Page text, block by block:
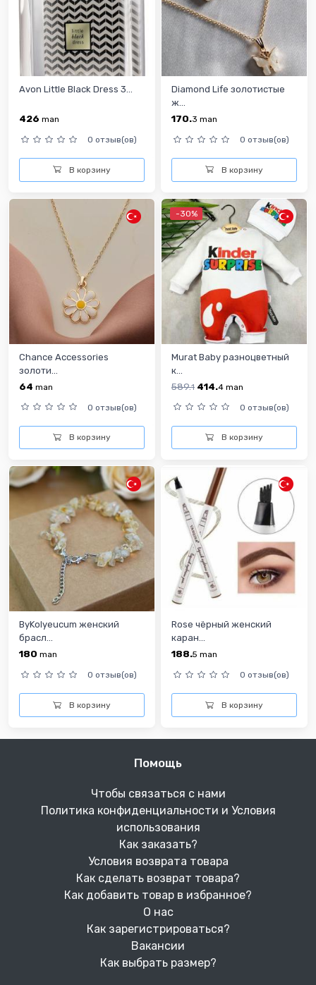
Avon Little Black Dress 3...
426 man
0 отзыв(ов)
В корзину
Diamond Life золотистые
ж...
170.3 man
0 отзыв(ов)
В корзину
Chance Accessories
золоти...
64 man
0 отзыв(ов)
В корзину
-30%
Murat Baby разноцветный
к...
589.1 414.4 man
0 отзыв(ов)
В корзину
ByKolyeucum женский
брасл...
180 man
0 отзыв(ов)
В корзину
Rose чёрный женский
каран...
188.5 man
0 отзыв(ов)
В корзину
Помощь
Чтобы связаться с нами
Политика конфиденциальности и Условия
использования
Как заказать?
Условия возврата товара
Как сделать возврат товара?
Как добавить товар в избранное?
О нас
Как зарегистрироваться?
Вакансии
Как выбрать размер?